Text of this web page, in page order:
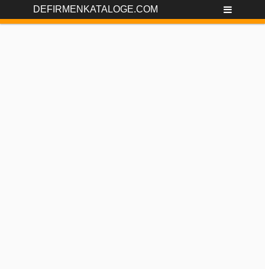
DEFIRMENKATALOGE.COM